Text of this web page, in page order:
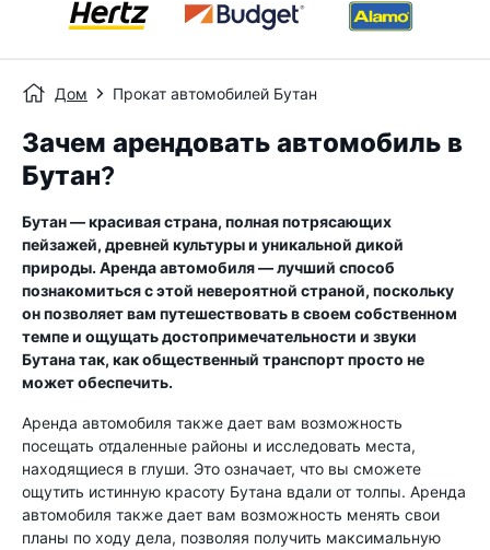
Дом Прокат автомобилей Бутан
Зачем арендовать автомобиль в
Бутан?
Бутан — красивая страна, полная потрясающих
пейзажей, древней культуры и уникальной дикой
природы. Аренда автомобиля — лучший способ
познакомиться с этой невероятной страной, поскольку
он позволяет вам путешествовать в своем собственном
темпе и ощущать достопримечательности и звуки
Бутана так, как общественный транспорт просто не
может обеспечить.
Аренда автомобиля также дает вам возможность
посещать отдаленные районы и исследовать места,
находящиеся в глуши. Это означает, что вы сможете
ощутить истинную красоту Бутана вдали от толпы. Аренда
автомобиля также дает вам возможность менять свои
планы по ходу дела, позволяя получить максимальную